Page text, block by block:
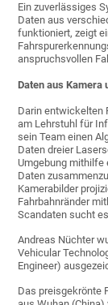
Ein zuverlässiges
Daten aus
funktioniert, zeigt
anspruchsvollen
Daten aus Kamera
Darin entwickelten
am Lehrstuhl für
sein Team einen
Daten dreier
Umgebung mithilfe
Daten
Kamerabilder
Fahrbahnränder
Scandaten sucht
Andreas Nüchter
Vehicular
Engineer)
Das preisgekrönte